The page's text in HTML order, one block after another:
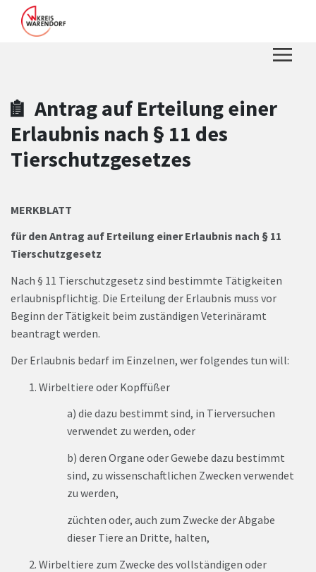
Zum Header
Zum Hauptinhalt
Zum Footer
Zum Hauptinhalt springen
Antrag auf Erteilung einer
Erlaubnis nach § 11 des
Tierschutzgesetzes
MERKBLATT
für den Antrag auf Erteilung einer Erlaubnis nach § 11
Tierschutzgesetz
Nach § 11 Tierschutzgesetz sind bestimmte Tätigkeiten
erlaubnispflichtig. Die Erteilung der Erlaubnis muss vor
Beginn der Tätigkeit beim zuständigen Veterinäramt
beantragt werden.
Der Erlaubnis bedarf im Einzelnen, wer folgendes tun will:
Wirbeltiere oder Kopffüßer
a) die dazu bestimmt sind, in Tierversuchen
verwendet zu werden, oder
b) deren Organe oder Gewebe dazu bestimmt
sind, zu wissenschaftlichen Zwecken verwendet
zu werden,
züchten oder, auch zum Zwecke der Abgabe
dieser Tiere an Dritte, halten,
Wirbeltiere zum Zwecke des vollständigen oder